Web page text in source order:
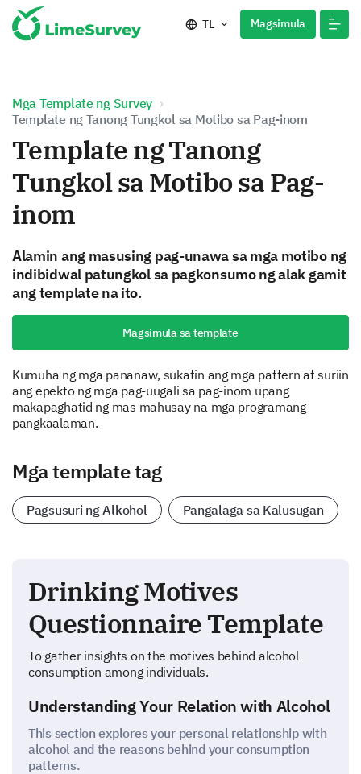
TL Magsimula
Mga Template ng Survey
Template ng Tanong Tungkol sa Motibo sa Pag-inom
Template ng Tanong
Tungkol sa Motibo sa Pag-
inom
Alamin ang masusing pag-unawa sa mga motibo ng
indibidwal patungkol sa pagkonsumo ng alak gamit
ang template na ito.
Magsimula sa template
Kumuha ng mga pananaw, sukatin ang mga pattern at suriin
ang epekto ng mga pag-uugali sa pag-inom upang
makapaghatid ng mas mahusay na mga programang
pangkaalaman.
Mga template tag
Pagsusuri ng Alkohol Pangalaga sa Kalusugan
Drinking Motives
Questionnaire Template
To gather insights on the motives behind alcohol
consumption among individuals.
Understanding Your Relation with Alcohol
This section explores your personal relationship with
alcohol and the reasons behind your consumption
patterns.